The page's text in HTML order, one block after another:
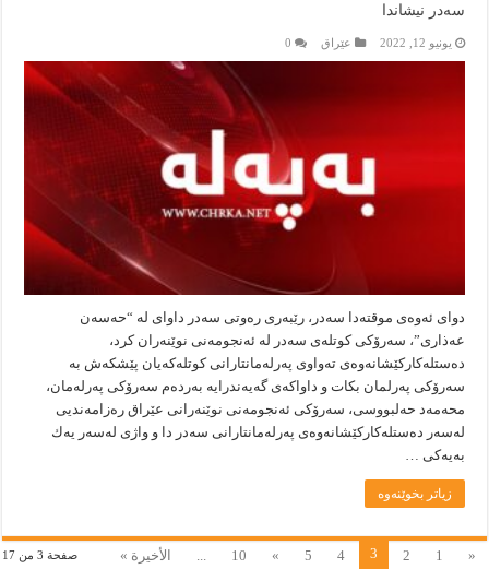
سه‌در نیشاندا
يونيو 12, 2022 عێراق 0
دوای ئه‌وه‌ی موقته‌دا سه‌در، رێبه‌ری ره‌وتی سه‌در داوای له‌ “حه‌سه‌ن
عه‌ذاری”، سه‌رۆكی كوتله‌ی سه‌در له‌ ئه‌نجومه‌نی نوێنه‌ران كرد،
ده‌ستله‌كاركێشانه‌وه‌ی ته‌واوی په‌رله‌مانتارانی كوتله‌كه‌یان پێشكه‌ش به‌
سه‌رۆكی په‌رلمان بكات و داواكه‌ی گه‌یه‌ندرایه‌ به‌رده‌م سه‌رۆكی په‌رله‌مان،
محه‌مه‌د حه‌لبووسی، سه‌رۆكی ئه‌نجومه‌نی نوێنه‌رانی عێراق ره‌زامه‌ندیی
له‌سه‌ر ده‌ستله‌كاركێشانه‌وه‌ی په‌رله‌مانتارانی سه‌در دا و واژی له‌سه‌ر یه‌ك
به‌یه‌كی …
زیاتر بخوێنەوە
صفحة 3 من 17 «
1
2
3
4
5
»
10
... الأخيرة »